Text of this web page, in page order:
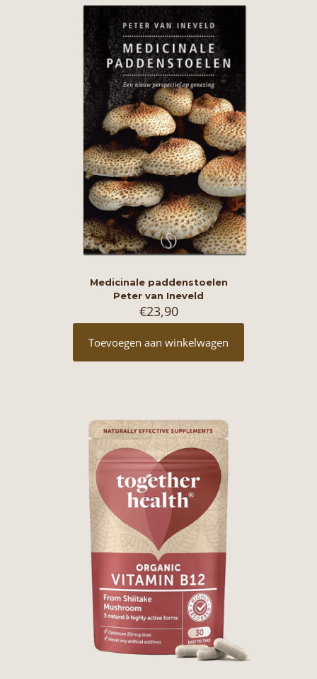
Medicinale paddenstoelen
Peter van Ineveld
€23,90
Toevoegen aan winkelwagen